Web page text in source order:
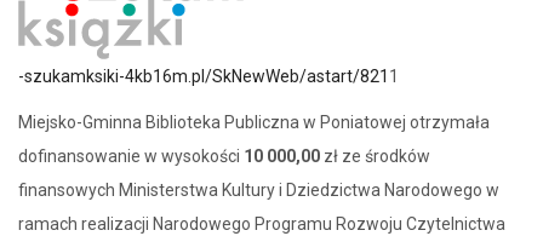
-szukamksiki-4kb16m.pl/SkNewWeb/astart/821 1
Miejsko-Gminna Biblioteka Publiczna w Poniatowej otrzymała
dofinansowanie w wysokości 10 000,00 zł ze środków
finansowych Ministerstwa Kultury i Dziedzictwa Narodowego w
ramach realizacji Narodowego Programu Rozwoju Czytelnictwa